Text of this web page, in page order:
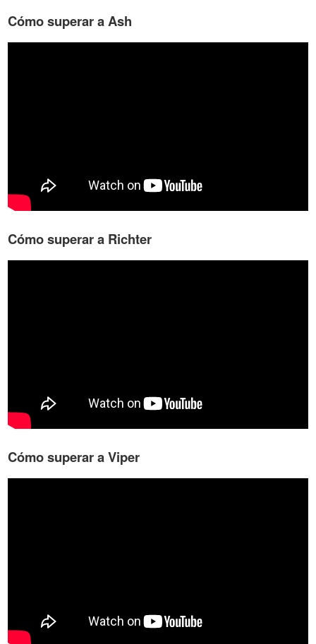
Cómo superar a Ash
Cómo superar a Richter
Cómo superar a Viper